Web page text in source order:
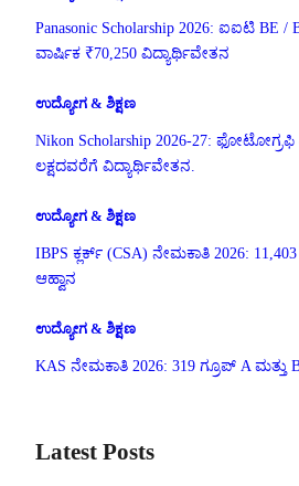
Panasonic Scholarship 2026: ಐಐಟಿ BE /
ವಾರ್ಷಿಕ ₹70,250 ವಿದ್ಯಾರ್ಥಿವೇತನ
ಉದ್ಯೋಗ & ಶಿಕ್ಷಣ
Nikon Scholarship 2026-27: ಫೋಟೋಗ್ರಫಿ
ಲಕ್ಷದವರೆಗೆ ವಿದ್ಯಾರ್ಥಿವೇತನ.
ಉದ್ಯೋಗ & ಶಿಕ್ಷಣ
IBPS ಕ್ಲರ್ಕ್ (CSA) ನೇಮಕಾತಿ 2026:
ಆಹ್ವಾನ
ಉದ್ಯೋಗ & ಶಿಕ್ಷಣ
KAS ನೇಮಕಾತಿ 2026: 319 ಗ್ರೂಪ್ A ಮತ್ತು
Latest Posts